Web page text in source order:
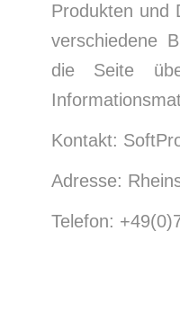
Produkten und
verschiedene
die Seite
Kontakt:
Adresse:
Telefon: